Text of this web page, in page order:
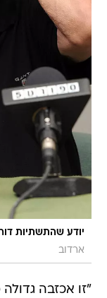
יודע שהתשתיות
ארדוב
"זו אכזבה